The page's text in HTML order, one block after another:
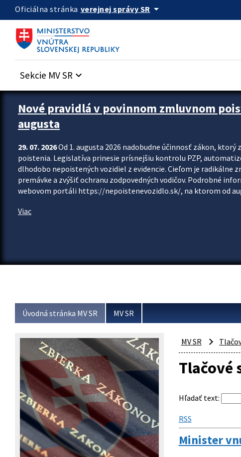
Preskocit na hlavný obsah
Oficiálna stránka verejnej správy SR arrow_drop_down
Sekcie MV SR keyboard_arrow_down
Zastavit automatický posun upútavok
Nové pravidlá v povinnom zmluvnom
augusta
29. 07. 2026Od 1. augusta 2026 nadobudne účinnosť zákon,
poistenia. Legislatíva prinesie prísnejšiu kontrolu PZP,
dlhodobo nepoistených vozidiel z evidencie. Cieľom je radikálne
premávke a zvýšiť ochranu zodpovedných vodičov. Podrobné
webovom portáli https://nepoistenevozidlo.sk/, na ktorom od
Viac
Úvodná stránka MV SR MV SR
MV SR
Tlačové
Hľadať text:
RSS
Minister